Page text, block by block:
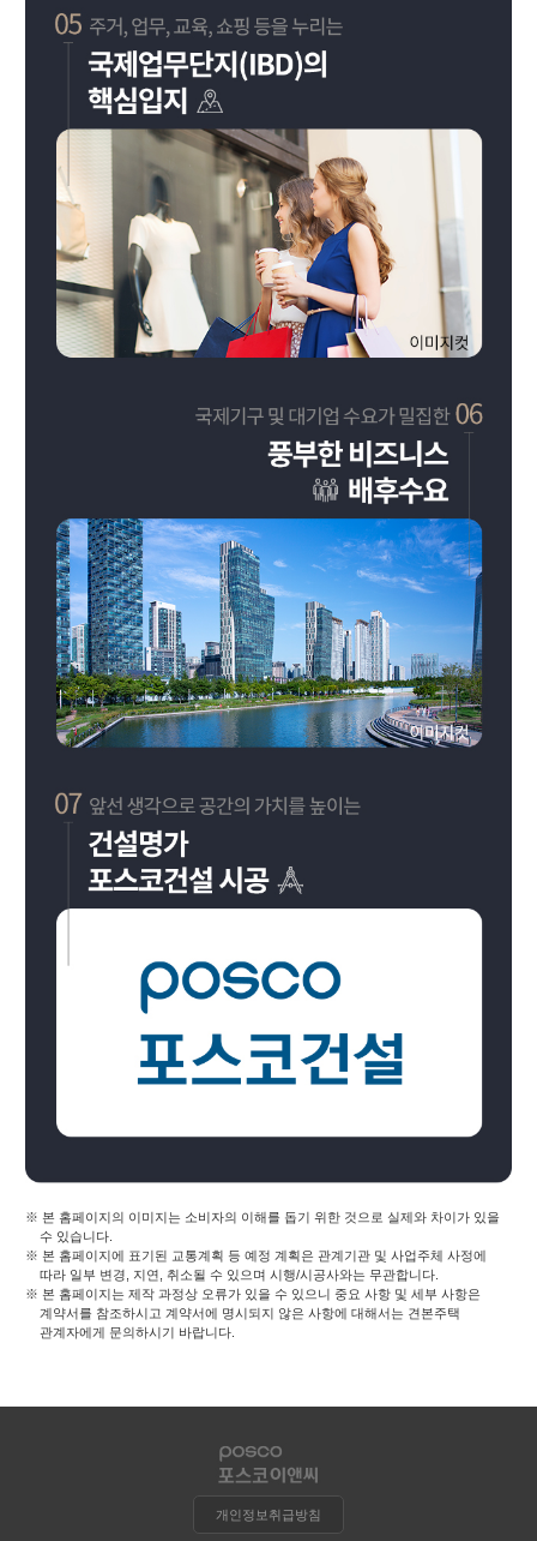
※ 본 홈페이지의 이미지는 소비자의 이해를 돕기 위한 것으로 실제와 차이가 있을
수 있습니다.
※ 본 홈페이지에 표기된 교통계획 등 예정 계획은 관계기관 및 사업주체 사정에
따라 일부 변경, 지연, 취소될 수 있으며 시행/시공사와는 무관합니다.
※ 본 홈페이지는 제작 과정상 오류가 있을 수 있으니 중요 사항 및 세부 사항은
계약서를 참조하시고 계약서에 명시되지 않은 사항에 대해서는 견본주택
관계자에게 문의하시기 바랍니다.
개인정보취급방침